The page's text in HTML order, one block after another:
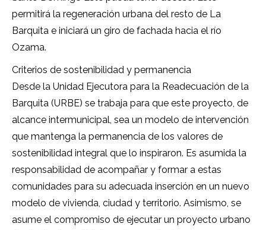
permitirá la regeneración urbana del resto de La
Barquita e iniciará un giro de fachada hacia el río
Ozama.
Criterios de sostenibilidad y permanencia
Desde la Unidad Ejecutora para la Readecuación de la
Barquita (URBE) se trabaja para que este proyecto, de
alcance intermunicipal, sea un modelo de intervención
que mantenga la permanencia de los valores de
sostenibilidad integral que lo inspiraron. Es asumida la
responsabilidad de acompañar y formar a estas
comunidades para su adecuada inserción en un nuevo
modelo de vivienda, ciudad y territorio. Asimismo, se
asume el compromiso de ejecutar un proyecto urbano